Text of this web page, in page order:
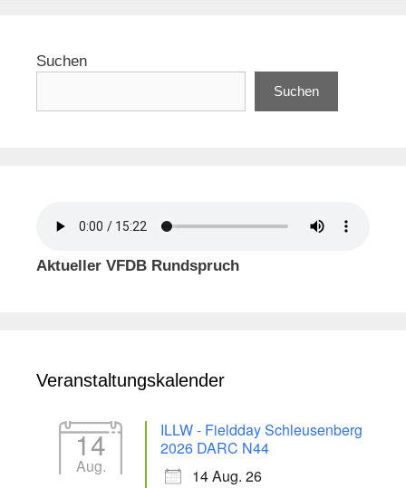
Suchen
Suchen
Aktueller VFDB Rundspruch
Veranstaltungskalender
14
Aug.
ILLW - Fieldday Schleusenberg
2026 DARC N44
14 Aug. 26